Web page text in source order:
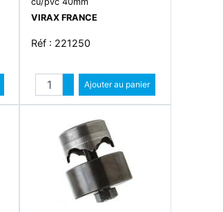
VIRAX FRANCE
Réf : 221250
Quantité
Augmenter quantité
Diminuer quantité
Ajouter au panier